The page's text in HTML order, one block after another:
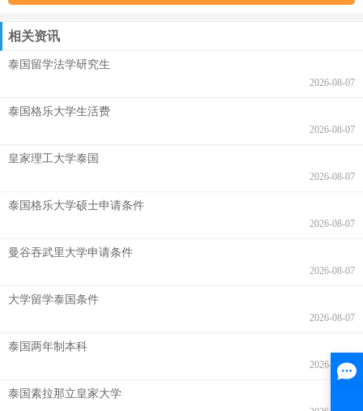
相关资讯
泰国留学法学研究生
2026-08-07
泰国格乐大学生活费
2026-08-07
皇家理工大学泰国
2026-08-07
泰国格乐大学硕士申请条件
2026-08-07
曼谷吞武里大学申请条件
2026-08-07
大学留学泰国条件
2026-08-07
泰国两年制本科
2026-08-07
泰国素拉那立皇家大学